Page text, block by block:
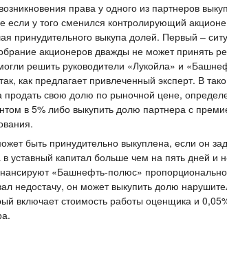
права у одного из партнеров
если у того сменился контролирующий
принудительного выкупа долей. Первый –
акционеров дважды не может принять
решить руководители «Лукойла» и
как предлагает привлеченный эксперт. В
продать свою долю по рыночной цене,
в 5% либо выкупить долю партнера с
быть принудительно выкуплена, если он
уставный капитал больше чем на пять дней и
«Башнефть-полюс»
недостачу, он может выкупить долю
включает стоимость работы оценщика и